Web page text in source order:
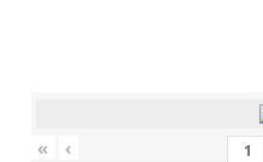
« ‹